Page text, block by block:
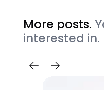
More posts.
interested in.